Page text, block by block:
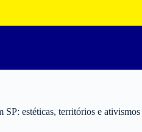
SP: estéticas, territórios e